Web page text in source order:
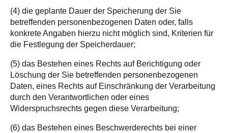
(4) die geplante Dauer der Speicherung der Sie
betreffenden personenbezogenen Daten oder, falls
konkrete Angaben hierzu nicht möglich sind, Kriterien für
die Festlegung der Speicherdauer;
(5) das Bestehen eines Rechts auf Berichtigung oder
Löschung der Sie betreffenden personenbezogenen
Daten, eines Rechts auf Einschränkung der Verarbeitung
durch den Verantwortlichen oder eines
Widerspruchsrechts gegen diese Verarbeitung;
(6) das Bestehen eines Beschwerderechts bei einer